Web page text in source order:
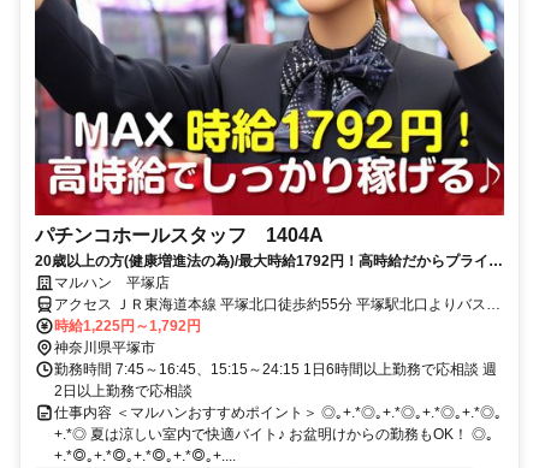
パチンコホールスタッフ 1404A
20歳以上の方(健康増進法の為)/最大時給1792円！高時給だからプライベ
ートを優先してもしっかり稼げる！ミニボーナスも有【履歴書不要】
マルハン 平塚店
アクセス ＪＲ東海道本線 平塚北口徒歩約55分 平塚駅北口よりバス
「ふじみ園前」下車、129号線四之宮交番近く
時給1,225円～1,792円
神奈川県平塚市
勤務時間 7:45～16:45、15:15～24:15 1日6時間以上勤務で応相談 週
2日以上勤務で応相談
仕事内容 ＜マルハンおすすめポイント＞ ◎｡+.*◎｡+.*◎｡+.*◎｡+.*◎｡
+.*◎ 夏は涼しい室内で快適バイト♪ お盆明けからの勤務もOK！ ◎｡
+.*◎｡+.*◎｡+.*◎｡+.*◎｡+....